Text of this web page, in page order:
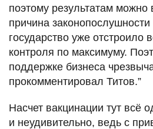
поэтому результатам
причина законопослушности
государство уже отстроило
контроля по максимуму.
поддержке бизнеса
прокомментировал Титов.”
Насчет вакцинации тут всё
и неудивительно, ведь с